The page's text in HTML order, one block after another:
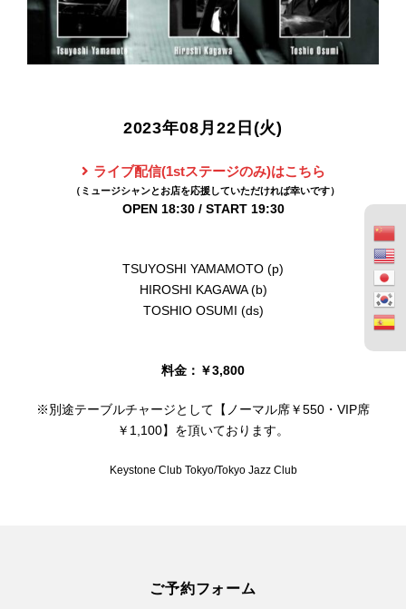
2023年08月22日(火)
ライブ配信(1stステージのみ)はこちら
OPEN 18:30 / START 19:30
TSUYOSHI YAMAMOTO (p)
HIROSHI KAGAWA (b)
TOSHIO OSUMI (ds)
料金：￥3,800
※別途テーブルチャージとして【ノーマル席￥550・VIP席
￥1,100】を頂いております。
Keystone Club Tokyo/Tokyo Jazz Club
ご予約フォーム